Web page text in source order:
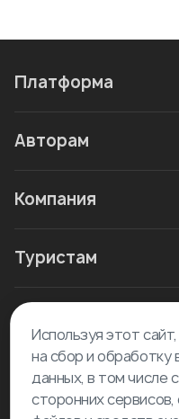
Платформа
Авторам
Компания
Туристам
Новое в блоге
Используя этот
на сбор и обработку
данных, в том числе
сторонних